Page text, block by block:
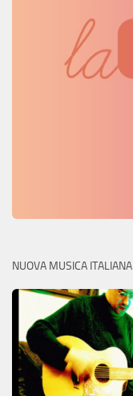
NUOVA MUSICA ITALIANA